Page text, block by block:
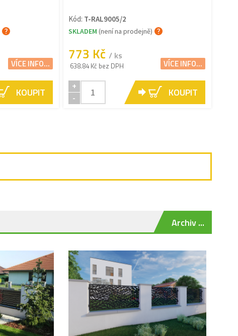
VÍCE INFO...
KOUPIT
Kód: T-RAL9005/2
SKLADEM (není na prodejně)
773 Kč / ks
638.84 Kč bez DPH VÍCE INFO...
+
-
KOUPIT
Archiv ...